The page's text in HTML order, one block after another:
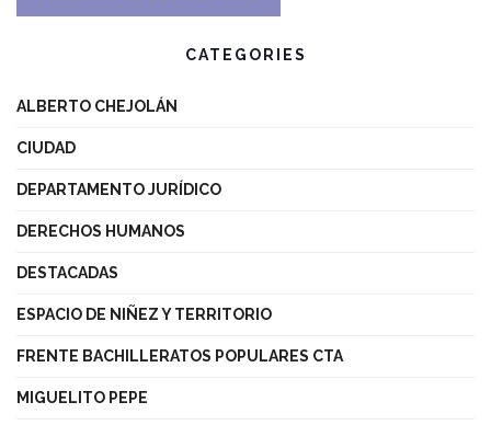
CATEGORIES
ALBERTO CHEJOLÁN
CIUDAD
DEPARTAMENTO JURÍDICO
DERECHOS HUMANOS
DESTACADAS
ESPACIO DE NIÑEZ Y TERRITORIO
FRENTE BACHILLERATOS POPULARES CTA
MIGUELITO PEPE